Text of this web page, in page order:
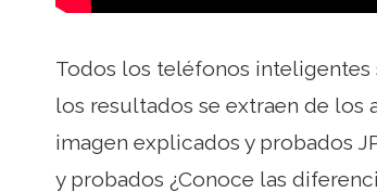
Todos los teléfonos inteligentes
los resultados se extraen de los
imagen explicados y probados
y probados ¿Conoce las